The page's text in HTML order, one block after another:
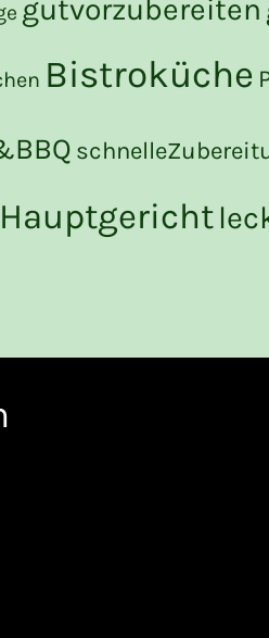
gutvorzubereiten
Bistroküche
Hauptgericht